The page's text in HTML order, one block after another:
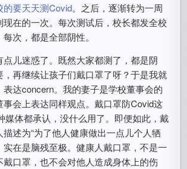
的要天天测Covid。之后，逐渐转为一周
在的一次。每次测试后，校长都发全校
次，都是全部阴性。
儿迷惑了。既然大家都测了，都是阴
再继续让孩子们戴口罩了呀？于是我就
达concern。我的妻子是学校董事会的
事会上表达同样观点。戴口罩防Covid这
媒体都承认，没什么用了。即便如此，戴
述为“为了他人健康做出一点儿个人牺
实在是脑残至极。健康人戴口罩，不是一
口罩，也不会对他人造成身体上的伤